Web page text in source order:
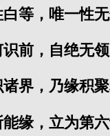
等，唯一性无
前，自绝无领
界，乃缘积聚
缘，立为第六